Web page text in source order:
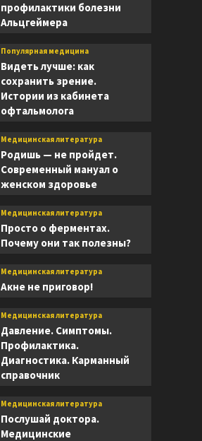
профилактики болезни
Альцгеймера
Популярная медицина
Видеть лучше: как
сохранить зрение.
Истории из кабинета
офтальмолога
Медицинская литература
Родишь — не пройдет.
Современный мануал о
женском здоровье
Медицинская литература
Просто о ферментах.
Почему они так полезны?
Медицинская литература
Акне не приговор!
Медицинская литература
Давление. Симптомы.
Профилактика.
Диагностика. Карманный
справочник
Медицинская литература
Послушай доктора.
Медицинские